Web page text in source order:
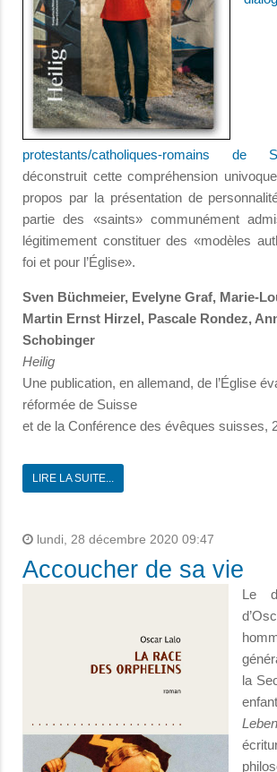
protestants/catholiques-romains de
déconstruit cette compréhension
propos par la présentation de
partie des «saints» communément
légitimement constituer des «modèles
foi et pour l’Église».
Sven Büchmeier, Evelyne Graf, Marie-
Martin Ernst Hirzel, Pascale Rondez,
Schobinger
Heilig
Une publication, en allemand, de l’Église
réformée de Suisse
et de la Conférence des évêques suisses,
LIRE LA SUITE...
lundi, 28 décembre 2020 09:47
Accoucher de sa vie
Le
la